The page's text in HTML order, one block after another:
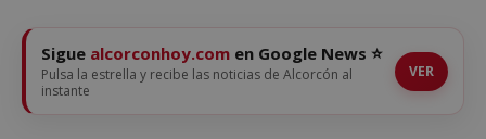
Sigue alcorconhoy.com en Google News ⭐
Pulsa la estrella y recibe las noticias de Alcorcón al
instante
VER